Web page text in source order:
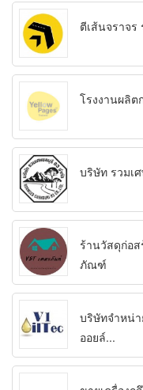
ตีเส้นจราจ
โรงงานผลิ
บริษัท รวมเ
ร้านวัสดุก่อส
ภัณฑ์
บริษัทจำหน่
ออยล์...